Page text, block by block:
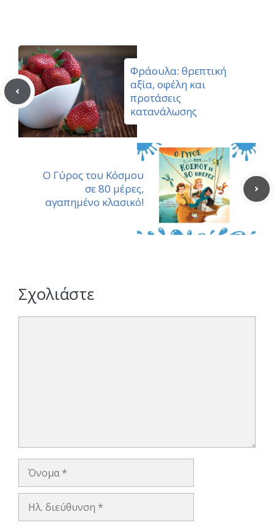
Φράουλα: θρεπτική
αξία, οφέλη και
προτάσεις
κατανάλωσης
Ο Γύρος του Κόσμου
σε 80 μέρες,
αγαπημένο κλασικό!
Σχολιάστε
Όνομα
Ηλ.